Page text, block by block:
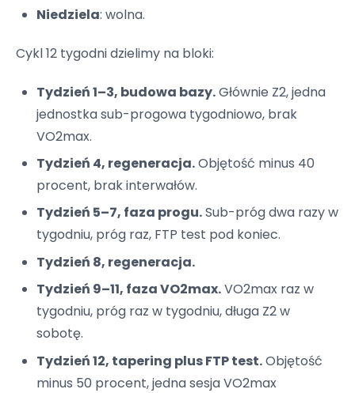
Niedziela: wolna.
Cykl 12 tygodni dzielimy na bloki:
Tydzień 1–3, budowa bazy.Głównie Z2, jedna
jednostka sub-progowa tygodniowo, brak
VO2max.
Tydzień 4, regeneracja.Objętość minus 40
procent, brak interwałów.
Tydzień 5–7, faza progu.Sub-próg dwa razy w
tygodniu, próg raz, FTP test pod koniec.
Tydzień 8, regeneracja.
Tydzień 9–11, faza VO2max.VO2max raz w
tygodniu, próg raz w tygodniu, długa Z2 w
sobotę.
Tydzień 12, tapering plus FTP test.Objętość
minus 50 procent, jedna sesja VO2max